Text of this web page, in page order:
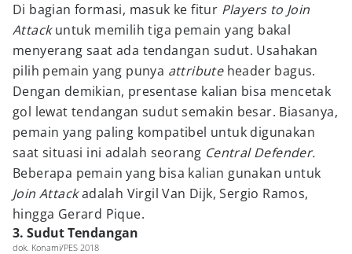
Di bagian formasi, masuk ke fitur Players to Join
Attackuntuk memilih tiga pemain yang bakal
menyerang saat ada tendangan sudut. Usahakan
pilih pemain yang punya attributeheader bagus.
Dengan demikian, presentase kalian bisa mencetak
gol lewat tendangan sudut semakin besar. Biasanya,
pemain yang paling kompatibel untuk digunakan
saat situasi ini adalah seorang Central Defender.
Beberapa pemain yang bisa kalian gunakan untuk
Join Attackadalah Virgil Van Dijk, Sergio Ramos,
hingga Gerard Pique.
3. Sudut Tendangan
dok. Konami/PES 2018